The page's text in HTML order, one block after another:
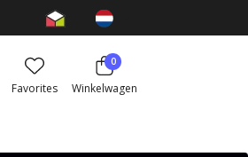
Favorites
0
Winkelwagen